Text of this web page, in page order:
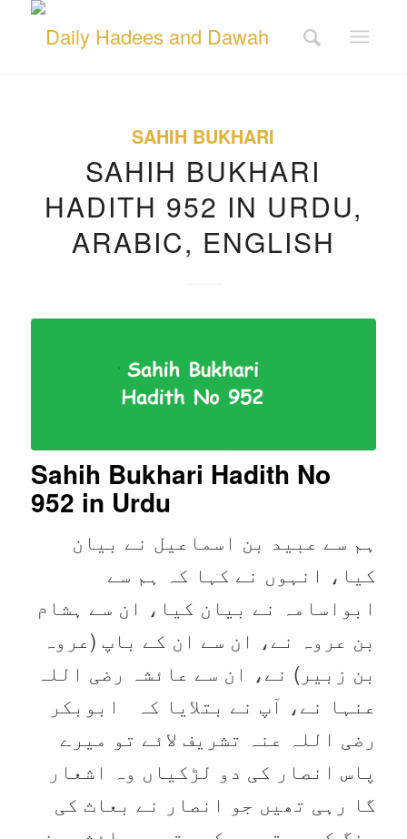
SAHIH BUKHARI
SAHIH BUKHARI
HADITH 952 IN URDU,
ARABIC, ENGLISH
Sahih Bukhari Hadith No
952 in Urdu
ہم سے عبید بن اسماعیل نے بیان
کیا، انہوں نے کہا کہ ہم سے
ابواسامہ نے بیان کیا، ان سے ہشام
بن عروہ نے، ان سے ان کے باپ (عروہ
بن زبیر) نے، ان سے عائشہ رضی اللہ
عنہا نے، آپ نے بتلایا کہ ابوبکر
رضی اللہ عنہ تشریف لائے تو میرے
پاس انصار کی دو لڑکیاں وہ اشعار
گا رہی تھیں جو انصار نے بعاث کی